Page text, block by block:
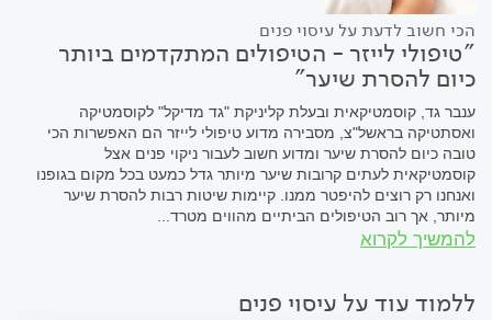
הכי חשוב לדעת על עיסוי פנים
"טיפולי לייזר - הטיפולים המתקדמים ביותר
כיום להסרת שיער"
ענבר גד, קוסמטיקאית ובעלת קליניקת "גד מדיקל" לקוסמטיקה
ואסתטיקה בראשל"צ, מסבירה מדוע טיפולי לייזר הם האפשרות הכי
טובה כיום להסרת שיער ומדוע חשוב לעבור ניקוי פנים אצל
קוסמטיקאית לעתים קרובות שיער מיותר גדל כמעט בכל מקום בגופנו
ואנחנו רק רוצים להיפטר ממנו. קיימות שיטות רבות להסרת שיער
מיותר, אך רוב הטיפולים הביתיים מהווים מטרד...
להמשיך לקרוא
ללמוד עוד על עיסוי פנים